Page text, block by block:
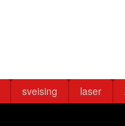
sveising laser